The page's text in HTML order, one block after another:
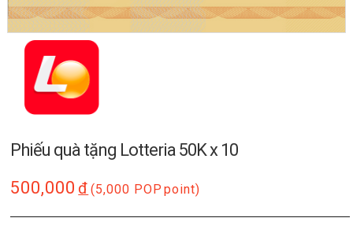
Phiếu quà tặng Lotteria 50K x 10
500,000 đ (5,000 POP point)